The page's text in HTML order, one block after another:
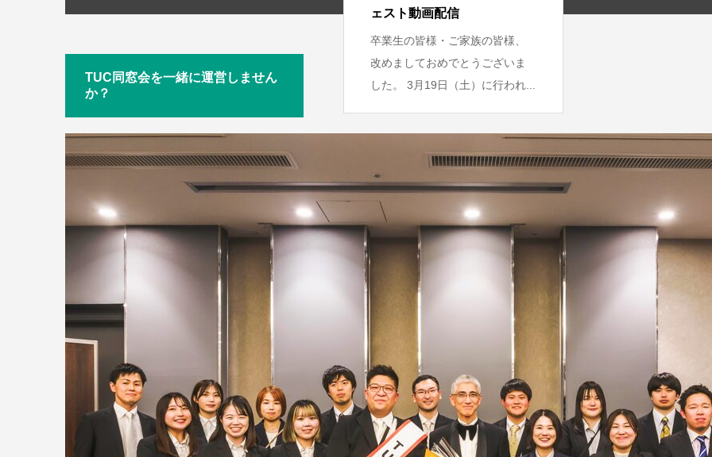
ェスト動画配信
卒業生の皆様・ご家族の皆様、
改めましておめでとうございま
した。 3月19日（土）に行われ...
1 2
TUC同窓会を一緒に運営しません
か？